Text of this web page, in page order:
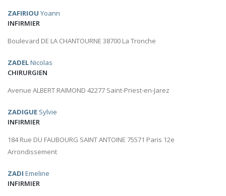
ZAFIRIOU Yoann
INFIRMIER
Boulevard DE LA CHANTOURNE 38700 La Tronche
ZADELNicolas
CHIRURGIEN
Avenue ALBERT RAIMOND 42277 Saint-Priest-en-Jarez
ZADIGUE Sylvie
INFIRMIER
184 Rue DU FAUBOURG SAINT ANTOINE 75571 Paris 12e
Arrondissement
ZADI Emeline
INFIRMIER